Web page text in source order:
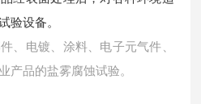
试验设备。
、电镀、涂料、电子元气件、
产品的盐雾腐蚀试验。